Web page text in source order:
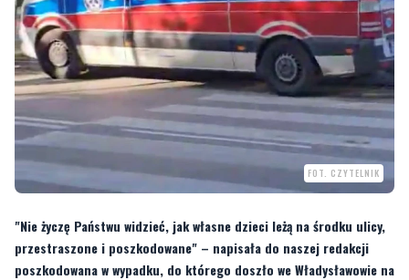
FOT. CZYTELNIK
"Nie życzę Państwu widzieć, jak własne dzieci leżą na środku ulicy,
przestraszone i poszkodowane" – napisała do naszej redakcji
poszkodowana w wypadku, do którego doszło we Władysławowie na